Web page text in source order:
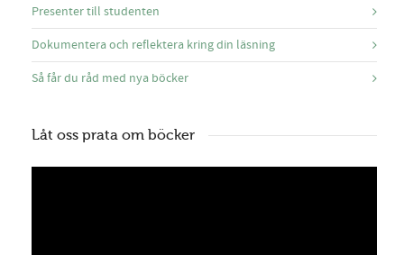
Presenter till studenten
Dokumentera och reflektera kring din läsning
Så får du råd med nya böcker
Låt oss prata om böcker